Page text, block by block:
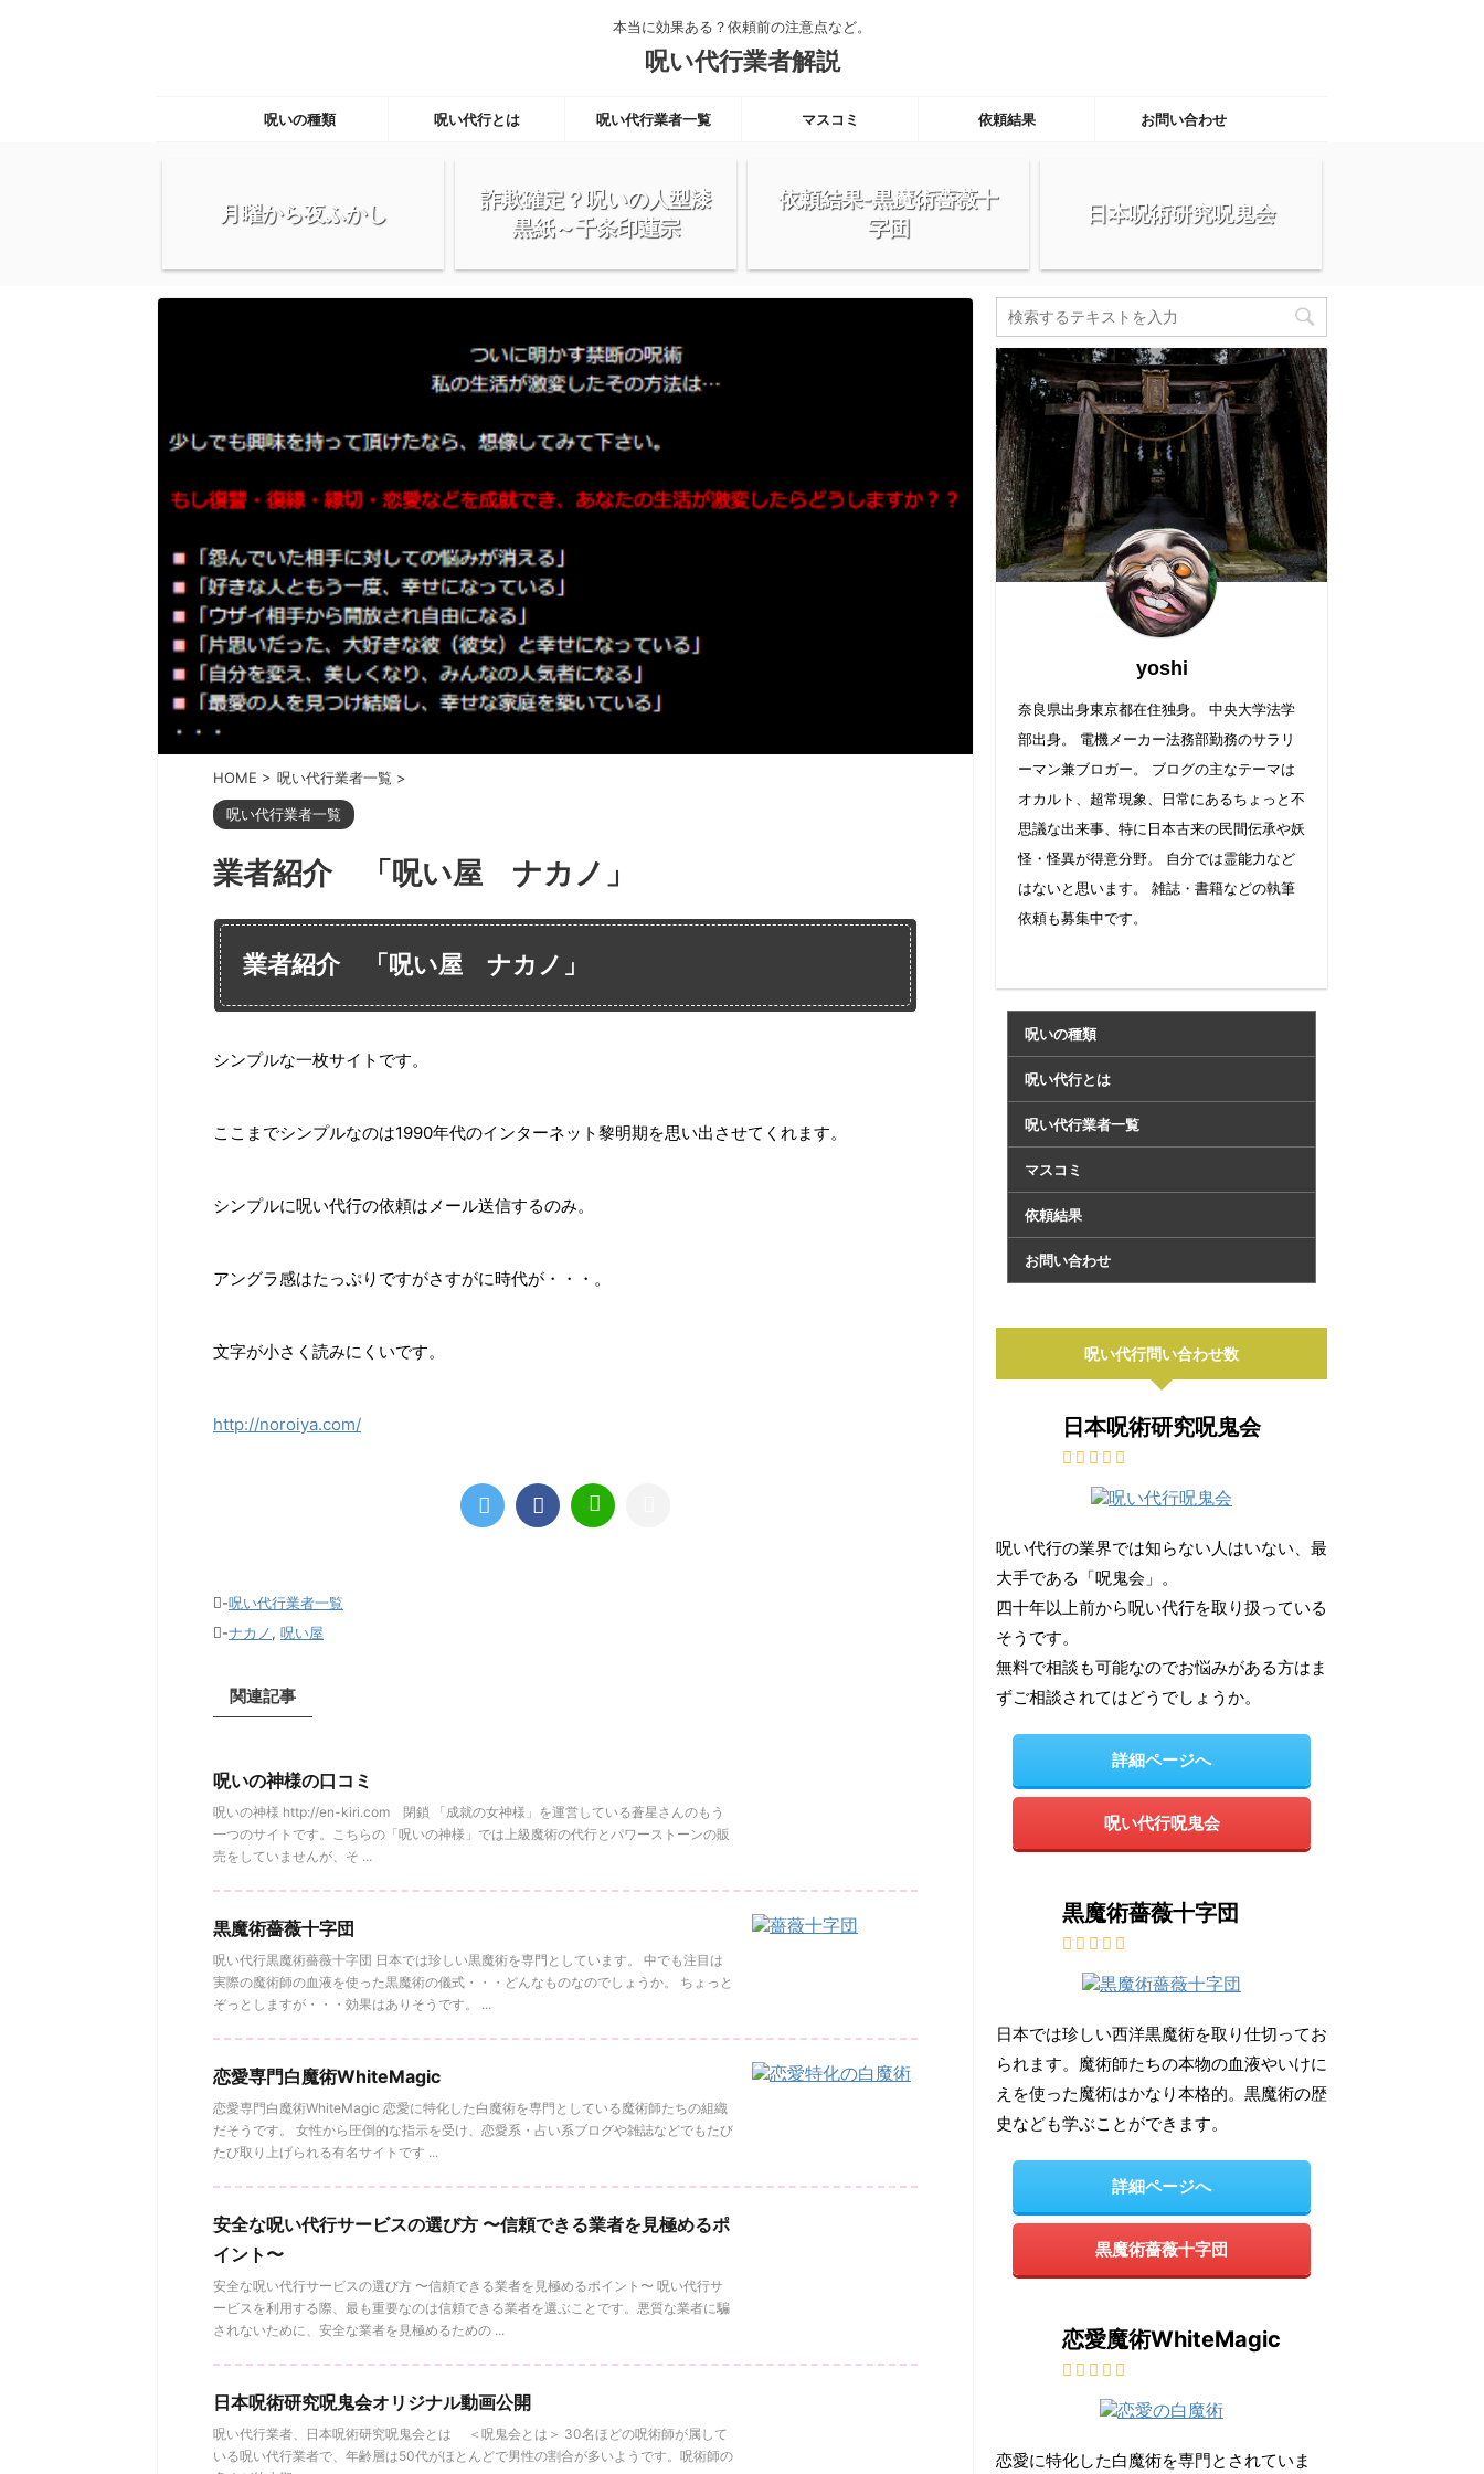
本当に効果ある？依頼前の注意点など。
呪い代行業者解説
呪いの種類 呪い代行とは 呪い代行業者一覧 マスコミ 依頼結果 お問い合わせ
月曜から夜ふかし
詐欺確定？呪いの人型漆
黒紙～千条印蓮宗
依頼結果-黒魔術薔薇十
字団
日本呪術研究呪鬼会
HOME > 呪い代行業者一覧 >
呪い代行業者一覧
業者紹介 「呪い屋 ナカノ」
業者紹介 「呪い屋 ナカノ」
シンプルな一枚サイトです。
ここまでシンプルなのは1990年代のインターネット黎明期を思い出させてくれます。
シンプルに呪い代行の依頼はメール送信するのみ。
アングラ感はたっぷりですがさすがに時代が・・・。
文字が小さく読みにくいです。
http://noroiya.com/
-呪い代行業者一覧
-ナカノ, 呪い屋
関連記事
呪いの神様の口コミ
呪いの神様 http://en-kiri.com 閉鎖 「成就の女神様」を運営している蒼星さんのもう
一つのサイトです。こちらの「呪いの神様」では上級魔術の代行とパワーストーンの販
売をしていませんが、そ ...
黒魔術薔薇十字団
呪い代行黒魔術薔薇十字団 日本では珍しい黒魔術を専門としています。 中でも注目は
実際の魔術師の血液を使った黒魔術の儀式・・・どんなものなのでしょうか。 ちょっと
ぞっとしますが・・・効果はありそうです。 ...
恋愛専門白魔術WhiteMagic
恋愛専門白魔術WhiteMagic 恋愛に特化した白魔術を専門としている魔術師たちの組織
だそうです。 女性から圧倒的な指示を受け、恋愛系・占い系ブログや雑誌などでもたび
たび取り上げられる有名サイトです ...
安全な呪い代行サービスの選び方 〜信頼できる業者を見極めるポ
イント〜
安全な呪い代行サービスの選び方 〜信頼できる業者を見極めるポイント〜 呪い代行サ
ービスを利用する際、最も重要なのは信頼できる業者を選ぶことです。悪質な業者に騙
されないために、安全な業者を見極めるための ...
日本呪術研究呪鬼会オリジナル動画公開
呪い代行業者、日本呪術研究呪鬼会とは ＜呪鬼会とは＞ 30名ほどの呪術師が属して
いる呪い代行業者で、年齢層は50代がほとんどで男性の割合が多いようです。呪術師の
yoshi
奈良県出身東京都在住独身。 中央大学法学
部出身。 電機メーカー法務部勤務のサラリ
ーマン兼ブロガー。 ブログの主なテーマは
オカルト、超常現象、日常にあるちょっと不
思議な出来事、特に日本古来の民間伝承や妖
怪・怪異が得意分野。 自分では霊能力など
はないと思います。 雑誌・書籍などの執筆
依頼も募集中です。
呪いの種類
呪い代行とは
呪い代行業者一覧
マスコミ
依頼結果
お問い合わせ
呪い代行問い合わせ数
日本呪術研究呪鬼会
呪い代行の業界では知らない人はいない、最
大手である「呪鬼会」。
四十年以上前から呪い代行を取り扱っている
そうです。
無料で相談も可能なのでお悩みがある方はま
ずご相談されてはどうでしょうか。
詳細ページへ
呪い代行呪鬼会
黒魔術薔薇十字団
日本では珍しい西洋黒魔術を取り仕切ってお
られます。魔術師たちの本物の血液やいけに
えを使った魔術はかなり本格的。黒魔術の歴
史なども学ぶことができます。
詳細ページへ
黒魔術薔薇十字団
恋愛魔術WhiteMagic
恋愛に特化した白魔術を専門とされていま